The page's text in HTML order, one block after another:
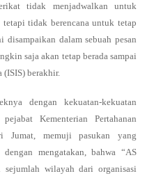
tidak menjadwalkan untuk
tidak berencana untuk tetap
disampaikan dalam sebuah pesan
saja akan tetap berada sampai
(ISIS) berakhir.
dengan kekuatan-kekuatan
Kementerian Pertahanan
Jumat, memuji pasukan yang
mengatakan, bahwa “AS
wilayah dari organisasi